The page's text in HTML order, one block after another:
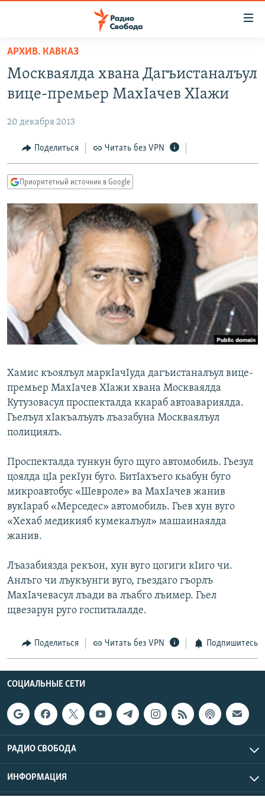
упрощенного
доступа
основному
Вернутся
главной
навигации
Вернутся
поиску
АВТОРСКИЕ ПРОЕКТЫ
ЦИТАТЫ СВОБОДЫ
МНЕНИЯ
IDEL.РЕАЛИИ
КАВКАЗ.РЕАЛИИ
СЕВЕР.РЕАЛИИ
СИБИРЬ.РЕАЛИИ
РАСПИСАНИЕ ВЕЩАНИЯ
ПОДПИШИТЕСЬ НА РАССЫЛКУ
СОЦИАЛЬНЫЕ СЕТИ
Все сайты РСЕ/РС
АРХИВ. КАВКАЗ
Москваялда хвана Дагъистаналъул
вице-премьер МахIачев ХIажи
20 декабря 2013
Поделиться Читать без VPN
Приоритетный источник в Google
Хамис къоялъул маркIачIуда дагъистаналъул вице-
премьер МахIачев ХIажи хвана Москваялда
Кутузовасул проспекталда ккараб автоавариялда.
Гьелъул хIакъалъулъ лъазабуна Москваялъул
полициялъ.
Проспекталда тункун буго щуго автомобиль. Гьезул
цоялда цIа рекIун буго. БитIахъего кьабун буго
микроавтобус «Шевроле» ва МахIачев жанив
вукIараб «Мерседес» автомобиль. Гьев хун вуго
«Хехаб медикияб кумекалъул» машаинаялда
жанив.
Лъазабиязда рекъон, хун вуго цогиги кIиго чи.
Анлъго чи лъукъунги вуго, гьездаго гъорлъ
МахIачевасул лъади ва лъабго лъимер. Гьел
щвезарун руго госпиталалде.
Поделиться Читать без VPN Подпишитесь
СОЦИАЛЬНЫЕ СЕТИ
РАДИО СВОБОДА
ИНФОРМАЦИЯ